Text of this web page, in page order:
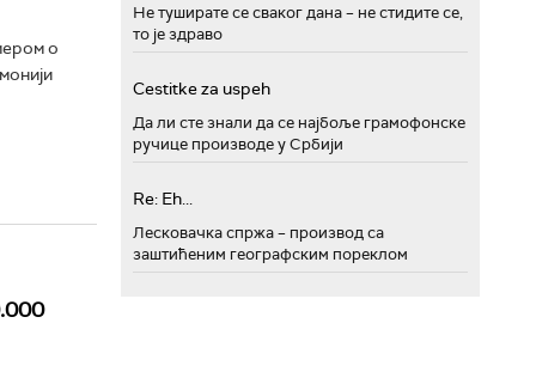
о
Не туширате се сваког дана – не стидите се,
то је здраво
Cestitke za uspeh
Да ли сте знали да се најбоље грамофонске
ручице производе у Србији
Re: Eh...
Лесковачка спржа – производ са
заштићеним географским пореклом